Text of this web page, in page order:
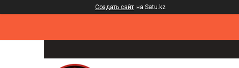
Создать сайт на Satu.kz